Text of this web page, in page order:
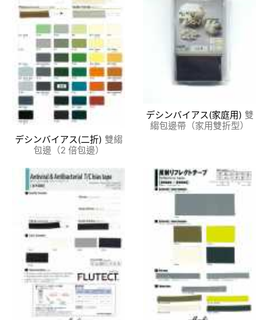
デシンバイアス(二折) 雙縐
包邊（2 倍包邊）
デシンバイアス(家庭用) 雙
縐包邊帶（家用雙折型）